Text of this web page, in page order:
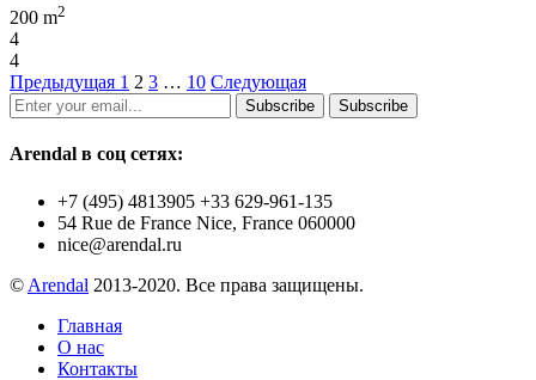
200 m2
4
4
Предыдущая 1 2 3 … 10 Следующая
Subscribe Subscribe
Arendal в соц сетях:
+7 (495) 4813905 +33 629-961-135
54 Rue de France Nice, France 060000
nice@arendal.ru
© Arendal 2013-2020. Все права защищены.
Главная
О нас
Контакты